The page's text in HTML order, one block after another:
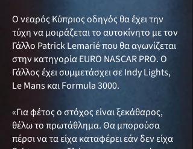
Ο νεαρός Κύπριος οδηγός θα έχει την
τύχη να μοιράζεται το αυτοκίνητο με τον
Γάλλο Patrick Lemarié που θα αγωνίζεται
στην κατηγορία EURO NASCAR PRO. Ο
Γάλλος έχει συμμετάσχει σε Indy Lights,
Le Mans και Formula 3000.
«Για φέτος ο στόχος είναι ξεκάθαρος,
θέλω το πρωτάθλημα. Θα μπορούσα
πέρσι να τα είχα καταφέρει εάν δεν είχα